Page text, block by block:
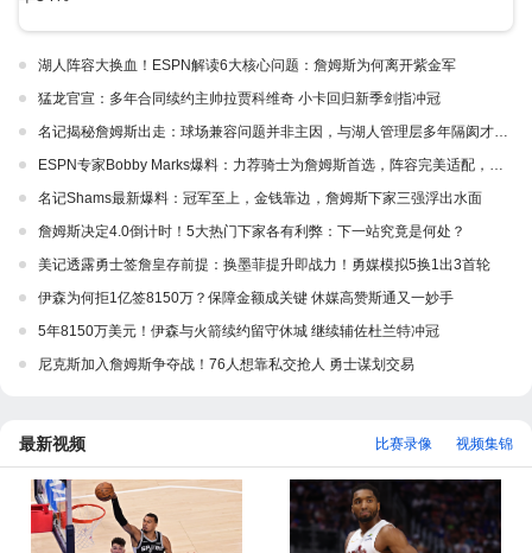
湖人阵容大换血！ESPN解读6大核心问题：詹姆斯为何离开紫金军
猛龙官宣：多年合同续约主帅拉贾科维奇 小卡回归新季剑指冲冠
名记揭秘詹姆斯出走：球场兼容问题并非主因，与湖人管理层多年隔阂才是真正导火索
ESPN专家Bobby Marks爆料：力荐骑士为詹姆斯首选，阵容完美适配，家乡情怀加分
名记Shams最新爆料：冠军至上，金钱靠边，詹姆斯下家三强浮出水面
詹姆斯决定4.0倒计时！5大热门下家各有利弊：下一站究竟是何处？
美记透露勇士签詹皇存前提：换墨菲提升即战力！勇媒模拟5换1出3首轮
伊森为何拒1亿签8150万？保障金额成关键 休媒高赞斯通又一妙手
5年8150万美元！伊森与火箭续约留守休城 继续辅佐杜兰特冲冠
尼克斯加入詹姆斯争夺战！76人想靠私交抢人 勇士谋划交易
最新视频 视频集锦
比赛录像